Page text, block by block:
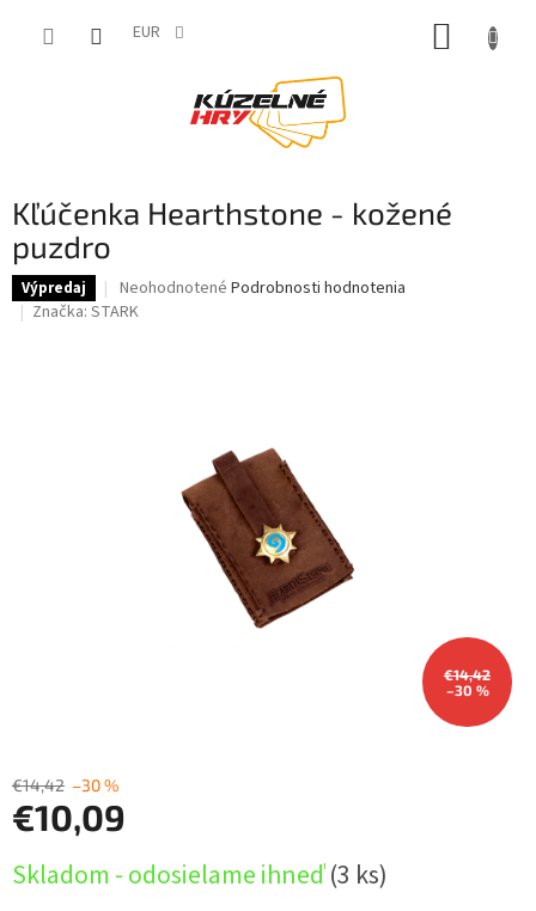
EUR
Kľúčenka Hearthstone - kožené
puzdro
Výpredaj
Priemerné
hodnotenie
Neohodnotené Podrobnosti hodnotenia
Značka: STARK
€14,42
–30 %
€14,42 –30 %
€10,09
cena:
Skladom - odosielame ihneď(3 ks)